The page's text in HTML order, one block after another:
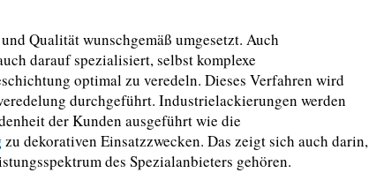
Qualität wunschgemäß umgesetzt. Auch
darauf spezialisiert, selbst komplexe
optimal zu veredeln. Dieses Verfahren wird
durchgeführt. Industrielackierungen werden
der Kunden ausgeführt wie die
zu dekorativen Einsatzzwecken. Das zeigt sich auch darin,
des Spezialanbieters gehören.